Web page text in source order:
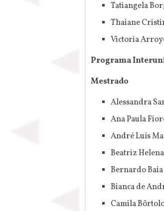
Tatiangela
Thaiane
Victoria
Programa
Mestrado
Alessandra
Ana Paula
André Luís
Beatriz
Bernardo
Bianca de
Camila